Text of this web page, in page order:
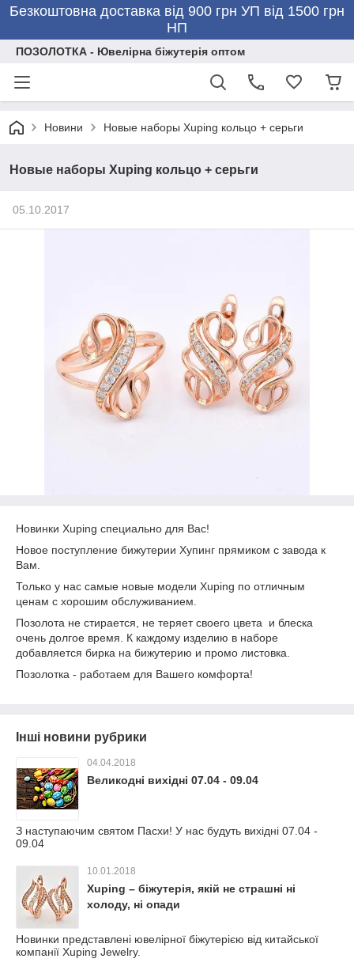
Безкоштовна доставка від 900 грн УП від 1500 грн
НП
ПОЗОЛОТКА - Ювелірна біжутерія оптом
Новини Новые наборы Xuping кольцо + серьги
Новые наборы Xuping кольцо + серьги
05.10.2017
Новинки Xuping специально для Вас!
Новое поступление бижутерии Хупинг прямиком с завода к
Вам.
Только у нас самые новые модели Xuping по отличным
ценам с хорошим обслуживанием.
Позолота не стирается, не теряет своего цвета и блеска
очень долгое время. К каждому изделию в наборе
добавляется бирка на бижутерию и промо листовка.
Позолотка - работаем для Вашего комфорта!
Інші новини рубрики
04.04.2018
Великодні вихідні 07.04 - 09.04
З наступаючим святом Пасхи! У нас будуть вихідні 07.04 -
09.04
10.01.2018
Xuping – біжутерія, якій не страшні ні
холоду, ні опади
Новинки представлені ювелірної біжутерією від китайської
компанії Xuping Jewelry.